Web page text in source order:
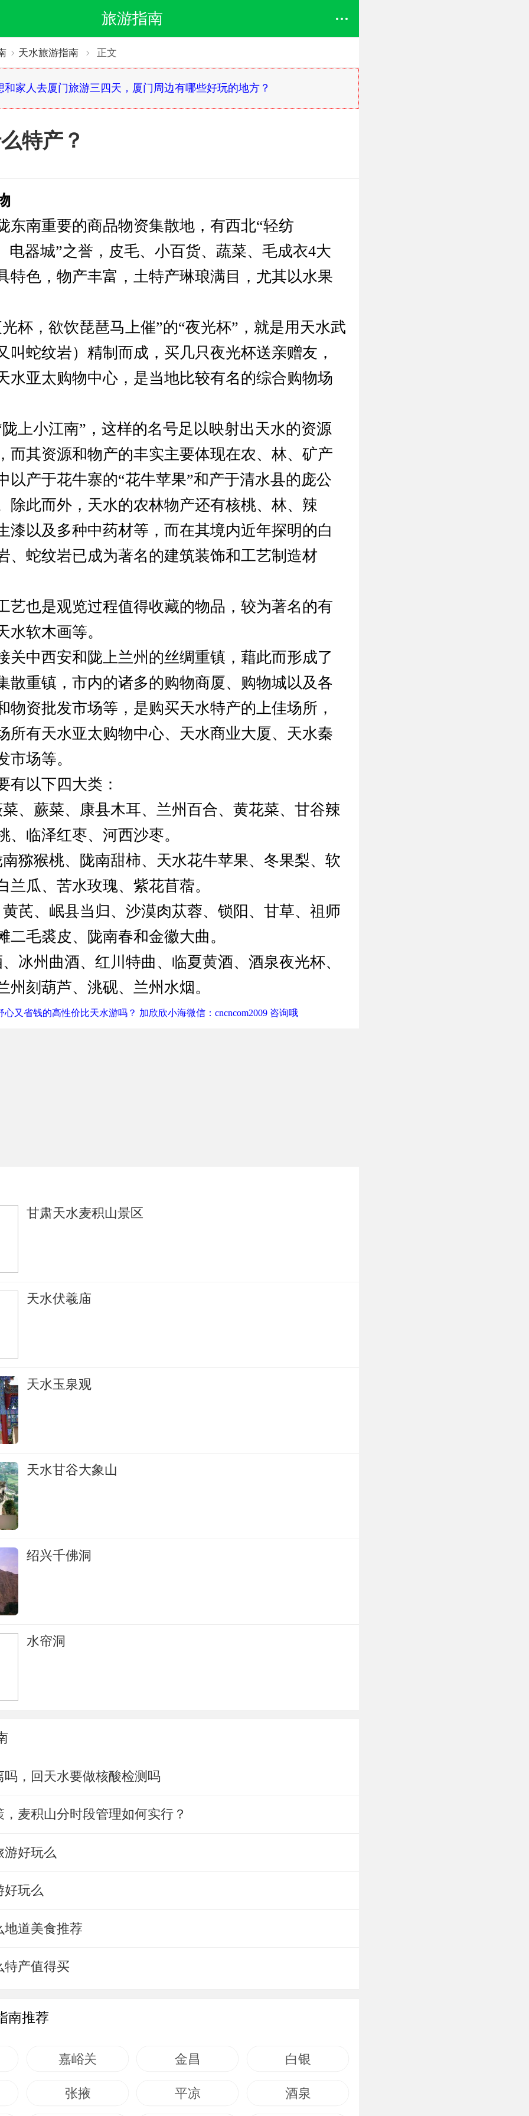
旅游指南
天水旅游指南 正文
和家人去厦门旅游三四天，厦门周边有哪些好玩的地方？
特产？
东南重要的商品物资集散地，有西北“轻纺
电器城”之誉，皮毛、小百货、蔬菜、毛成衣4大
特色，物产丰富，土特产琳琅满目，尤其以水果
杯，欲饮琵琶马上催”的“夜光杯”，就是用天水武
叫蛇纹岩）精制而成，买几只夜光杯送亲赠友，
水亚太购物中心，是当地比较有名的综合购物场
上小江南”，这样的名号足以映射出天水的资源
而其资源和物产的丰实主要体现在农、林、矿产
以产于花牛寨的“花牛苹果”和产于清水县的庞公
除此而外，天水的农林物产还有核桃、林、辣
漆以及多种中药材等，而在其境内近年探明的白
、蛇纹岩已成为著名的建筑装饰和工艺制造材
艺也是观览过程值得收藏的物品，较为著名的有
水软木画等。
关中西安和陇上兰州的丝绸重镇，藉此而形成了
散重镇，市内的诸多的购物商厦、购物城以及各
物资批发市场等，是购买天水特产的上佳场所，
所有天水亚太购物中心、天水商业大厦、天水秦
市场等。
有以下四大类：
、蕨菜、康县木耳、兰州百合、黄花菜、甘谷辣
、临泽红枣、河西沙枣。
猕猴桃、陇南甜柿、天水花牛苹果、冬果梨、软
兰瓜、苦水玫瑰、紫花苜蓿。
芪、岷县当归、沙漠肉苁蓉、锁阳、甘草、祖师
二毛裘皮、陇南春和金徽大曲。
冰州曲酒、红川特曲、临夏黄酒、酒泉夜光杯、
州刻葫芦、洮砚、兰州水烟。
心又省钱的高性价比天水游吗？ 加欣欣小海微信：cncncom2009 咨询哦
甘肃天水麦积山景区
天水伏羲庙
天水玉泉观
天水甘谷大象山
绍兴千佛洞
水帘洞
吗，回天水要做核酸检测吗
麦积山分时段管理如何实行？
游好玩么
好玩么
地道美食推荐
特产值得买
南推荐
嘉峪关 金昌 白银
张掖 平凉 酒泉